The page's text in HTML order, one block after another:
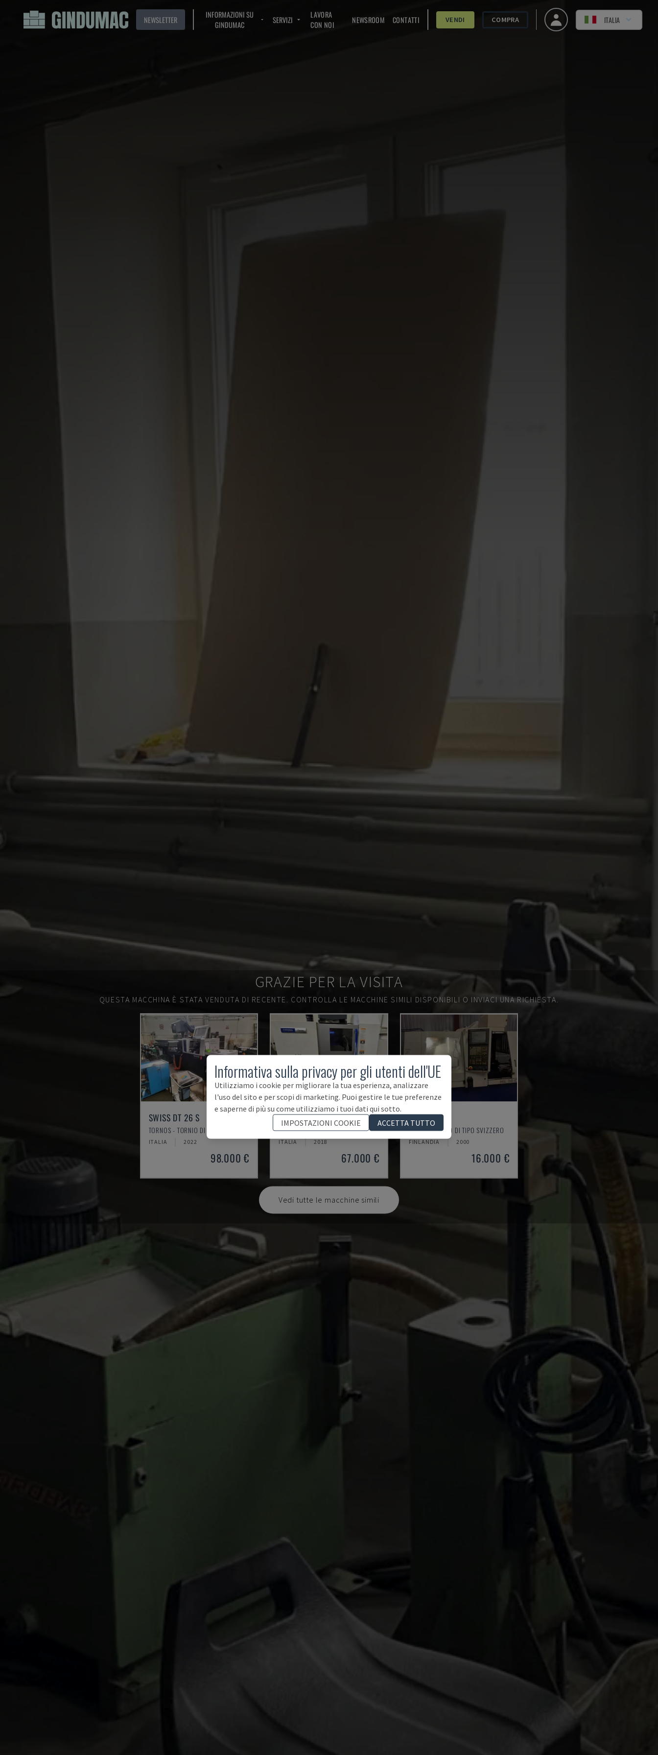
NEWSLETTER
INFORMAZIONI SU
GINDUMAC
SERVIZI
LAVORA
CON NOI
NEWSROOM CONTATTI VENDI COMPRA ITALIA
GRAZIE PER LA VISITA
QUESTA MACCHINA È STATA VENDUTA DI RECENTE. CONTROLLA LE MACCHINE SIMILI DISPONIBILI O INVIACI UNA RICHIESTA.
SWISS DT 26 S
TORNOS - TORNIO DI TIPO SVIZZERO
ITALIA 2022
98.000 €
A20
CITIZEN - TORNIO DI TIPO SVIZZERO
ITALIA 2018
67.000 €
ML 26 C1
MAIER - TORNIO DI TIPO SVIZZERO
FINLANDIA 2000
16.000 €
Vedi tutte le macchine simili
Informativa sulla privacy per gli utenti dell'UE
Utilizziamo i cookie per migliorare la tua esperienza, analizzare
l'uso del sito e per scopi di marketing. Puoi gestire le tue preferenze
e saperne di più su come utilizziamo i tuoi dati qui sotto.
IMPOSTAZIONI COOKIE
ACCETTA TUTTO